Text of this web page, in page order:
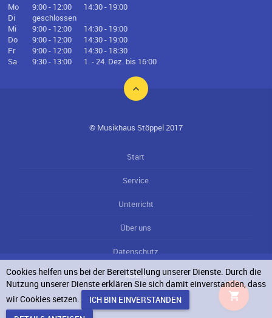
Mo 9:00 - 12:00
14:30 - 19:00
Di
geschlossen
Mi
9:00 - 12:00
14:30 - 19:00
Do
9:00 - 12:00
14:30 - 19:00
Fr
9:00 - 12:00
14:30 - 18:30
Sa
9:30 - 13:00 1. - 24. Dez. bis 16:00
© Musikhaus Stöppel 2017
Start
Service
Unterricht
Über uns
Datenschutz
AGB`s
Impressum
Cookies helfen uns bei der Bereitstellung unserer Dienste. Durch die
Nutzung unserer Dienste erklären Sie sich damit einverstanden, dass
wir Cookies setzen.